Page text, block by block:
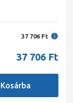
37 706 Ft
37 706 Ft